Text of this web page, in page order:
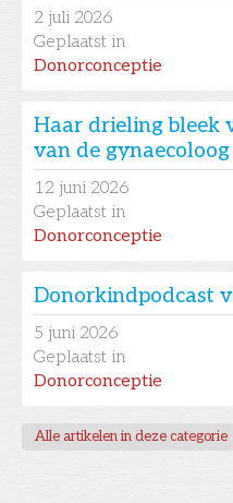
2 juli 2026
Geplaatst in
Donorconceptie
Haar drieling bleek
van de gynaecoloog
12 juni 2026
Geplaatst in
Donorconceptie
Donorkindpodcast
5 juni 2026
Geplaatst in
Donorconceptie
Alle artikelen in deze categorie